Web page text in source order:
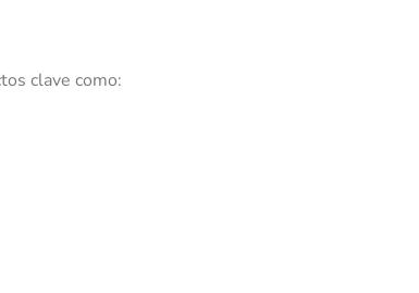
clave como: